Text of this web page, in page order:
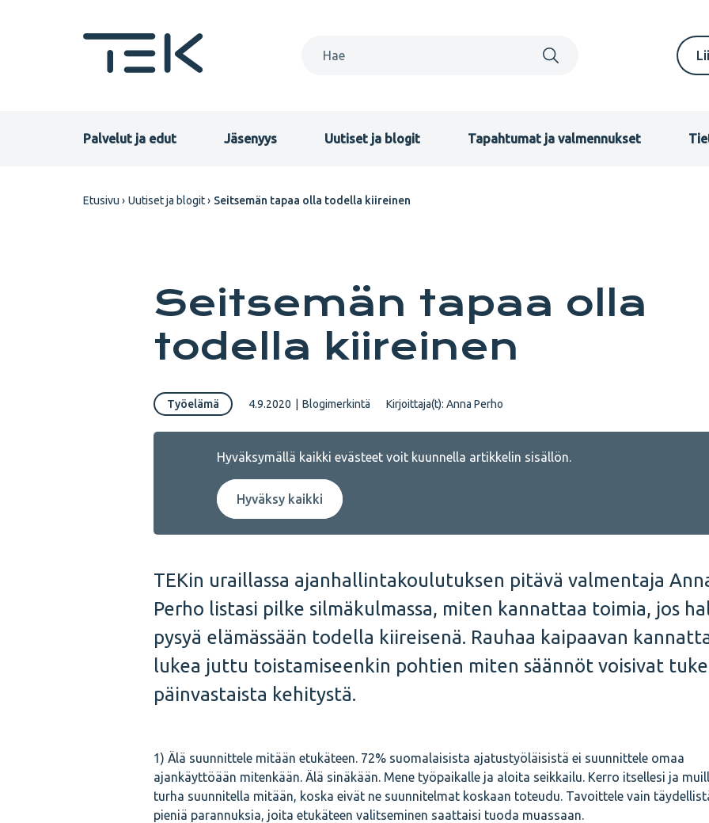
FI
Primary
Palvelut ja edut Jäsenyys Uutiset ja blogit Tapahtumat ja valmennukset
Etusivu Uutiset ja blogit Seitsemän tapaa olla todella kiireinen
Seitsemän tapaa olla
todella kiireinen
Työelämä 4.9.2020 Blogimerkintä Kirjoittaja(t): Anna Perho
Hyväksymällä kaikki evästeet voit kuunnella artikkelin sisällön.
Hyväksy kaikki
TEKin uraillassa ajanhallintakoulutuksen pitävä valmentaja
Perho listasi pilke silmäkulmassa, miten kannattaa toimia, jos
pysyä elämässään todella kiireisenä. Rauhaa kaipaavan
lukea juttu toistamiseenkin pohtien miten säännöt voisivat
päinvastaista kehitystä.
1) Älä suunnittele mitään etukäteen. 72% suomalaisista ajatustyöläisistä ei suunnittele omaa
ajankäyttöään mitenkään. Älä sinäkään. Mene työpaikalle ja aloita seikkailu. Kerro itsellesi ja
turha suunnitella mitään, koska eivät ne suunnitelmat koskaan toteudu. Tavoittele vain
pieniä parannuksia, joita etukäteen valitseminen saattaisi tuoda muassaan.